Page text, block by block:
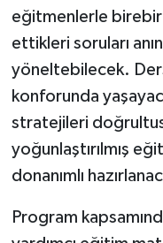
eğitmenlerle
ettikleri soruları
yöneltebilecek.
konforunda
stratejileri
yoğunlaştırılmış
donanımlı
Program